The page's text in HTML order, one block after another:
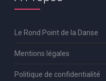
Le Rond Point de la Danse
Mentions légales
Politique de confidentialité